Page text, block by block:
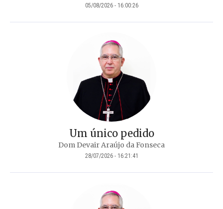
05/08/2026 - 16:00:26
Um único pedido
Dom Devair Araújo da Fonseca
28/07/2026 - 16:21:41